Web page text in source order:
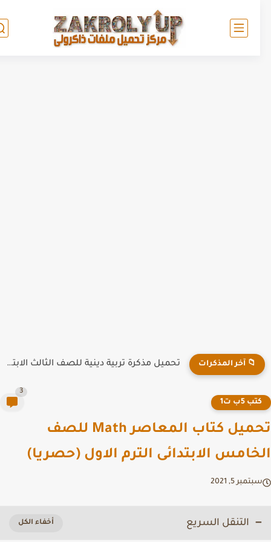
📁 آخر المذكرات تحميل مذكرة تربية دينية للصف الثالث الابتدائي ترم أول 2026...
5ب ت1
تحميل كتاب المعاصر Math للصف
الابتدائى الترم الاول (حصريا)
5, 2021
التنقل السريع